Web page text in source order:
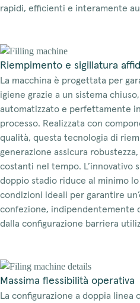
rapidi, efficienti e interamente
Riempimento e sigillatura
La macchina è progettata per
igiene grazie a un sistema
automatizzato e perfettamente
processo. Realizzata con
qualità, questa tecnologia di
generazione assicura
costanti nel tempo. L’innovativo
doppio stadio riduce al minimo
condizioni ideali per garantire
confezione, indipendentemente
dalla configurazione barriera
Massima flessibilità operativa
La configurazione a doppia linea